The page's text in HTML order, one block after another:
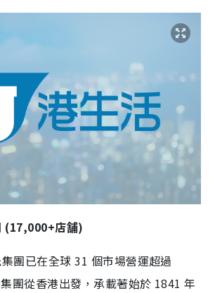
(17,000+店舗)
團已在全球 31 個市場營運超過
團從香港出發，承載著始於 1841 年